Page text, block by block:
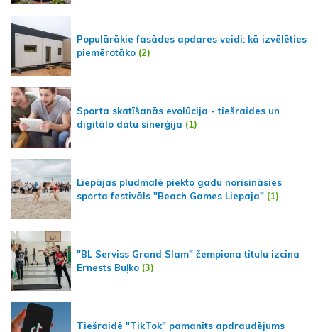
Populārākie fasādes apdares veidi: kā izvēlēties
piemērotāko (2)
Sporta skatīšanās evolūcija - tiešraides un
digitālo datu sinerģija (1)
Liepājas pludmalē piekto gadu norisināsies
sporta festivāls "Beach Games Liepaja" (1)
"BL Serviss Grand Slam" čempiona titulu izcīna
Ernests Buļko (3)
Tiešraidē "TikTok" pamanīts apdraudējums